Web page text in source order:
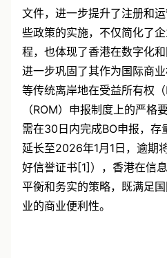
展，使得企业可以电子形式向
文件，进一步提升了注册和
些政策的实施，不仅简化了
程，也体现了香港在数字化
进一步巩固了其作为国际商业
等传统离岸地在受益所有权
（ROM）申报制度上的严格
需在30日内完成BO申报，存
延长至2026年1月1日，逾期
好信誉证书[1]），香港在信
平衡和务实的策略，既满足